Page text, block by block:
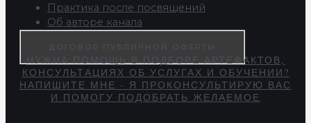
Практика после посвящений
Об авторе канала
ДОГОВОР ПУБЛИЧНОЙ ОФЕРТЫ
НУЖНА ПОМОЩЬ В ПОДБОРЕ АРТЕФАКТОВ,
КОНСУЛЬТАЦИЯХ ОБ УСЛУГАХ И ОБУЧЕНИИ?
НАПИШИТЕ МНЕ - Я ПРОКОНСУЛЬТИРУЮ ВАС
И ПОМОГУ ПОДОБРАТЬ ЖЕЛАЕМОЕ